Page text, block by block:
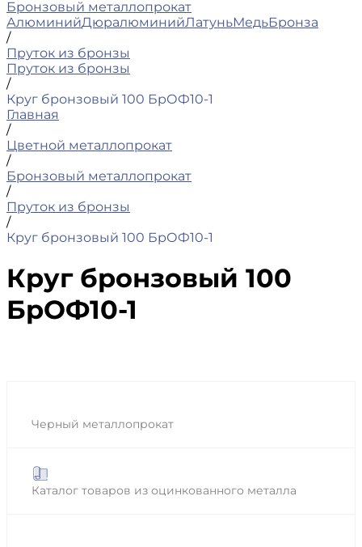
Бронзовый металлопрокат
АлюминийДюралюминийЛатуньМедьБронза
/
Пруток из бронзы
Пруток из бронзы
/
Круг бронзовый 100 БрОФ10-1
Главная
/
Цветной металлопрокат
/
Бронзовый металлопрокат
/
Пруток из бронзы
/
Круг бронзовый 100 БрОФ10-1
Круг бронзовый 100
БрОФ10-1
Черный металлопрокат
Каталог товаров из оцинкованного металла